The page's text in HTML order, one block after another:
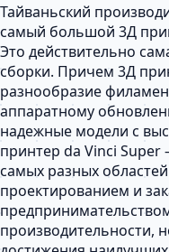
Тайваньский
самый большой 3Д
Это действительно
сборки. Причем 3Д
разнообразие
аппаратному
надежные модели с
принтер da Vinci Super
самых разных
проектированием и
производительности,